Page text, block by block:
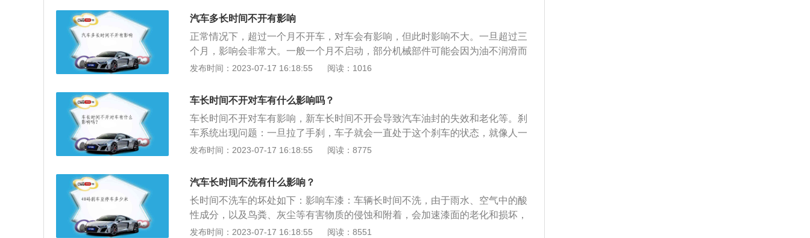
长时间停放不开会影响轮胎的寿命，当我们再次驾驶的时候一定要观察轮胎的状
态，以免在行驶中出现爆胎的情况；5、机油：发动机是汽车的动力来源，而发
动机机油能够起到润滑作用，减少发动机运转时的磨损，如果汽车长时间不开，
以会增加发动机的磨损，影响发动机的寿命；6、车漆：汽车经常开的时候，车
尘，长时间风吹日晒就会造成氧化的情况，车漆容易破裂、起泡等等，但是这种
影响是无法恢复的，所以车主一定要注意；7、油封：如果汽车长时间停放，油
封周围的接触应力会不均匀，但在大应力方向，油封变量会很大，车辆停止行驶
的时间越长，恢复其变量就越困难，直到油封永久变形，这使得非常容易漏油。
受到影响。最后导致汽车无法正常启动，需要更换汽车的电池。注意事项：1、
电动汽车的充电时机在电量不低于10%，不高于80%的情况下，黄金充电时间为
电量的30%-40%，同时还要注意充电时间，尤其是外面的一些充电桩，没有充满
保护，最好充电时间不要超过10个小时，以免过冲，对电池造成伤害。2、电池
定期进行一次深度放电也有利于活化电池，可以略微提升电池的容量。充10次
地保持单体电池的一致性。
汽车多长时间不开有影响
正常情况下，超过一个月不开车，对车会有影响，但此时影响不大。一旦超过三
个月，影响会非常大。一般一个月不启动，部分机械部件可能会因为油不润滑而
受到影响。如果超过三个月不启动，机油会因氧化而变质，部分零件可能会生锈
老化变形，车辆的一些电子元件也会出现故障。2、如果轮胎长时间停放，轮胎
接触地面的部分会被压缩、收缩、变形。停车时间越长，轮胎恢复越难。3、制
动系统长时间停放，会与空气体中的水蒸气和氧气发生反应，导致制动系统腐
蚀，直接影响制动性能。4、电池可能会亏电，导致汽车无法启动。如果车辆配
备了报警系统等电气设备，电池耗电会更快。解决办法：如果车辆需要长时间停
车。
发布时间：2023-07-17 16:18:55 阅读：1016
车长时间不开对车有什么影响吗？
车长时间不开对车有影响，新车长时间不开会导致汽车油封的失效和老化等。刹
车系统出现问题：一旦拉了手刹，车子就会一直处于这个刹车的状态，就像人一
直处于高度集中状态是一样。时间长了肯定是不好，久而久之就会让刹车片和刹
物是不能够长时间在里面保存，因为时间一场就会发生变化，就会融合或者变
质，当这些物质氧化之后后果是非常可怕。
发布时间：2023-07-17 16:18:55 阅读：8775
汽车长时间不洗有什么影响？
长时间不洗车的坏处如下：影响车漆：车辆长时间不洗，由于雨水、空气中的酸
性成分，以及鸟粪、灰尘等有害物质的侵蚀和附着，会加速漆面的老化和损坏，
漆面受损，还会使车体金属部分因失去保护而氧化，导致车轿较早损坏。部件受
发布时间：2023-07-17 16:18:55 阅读：8551